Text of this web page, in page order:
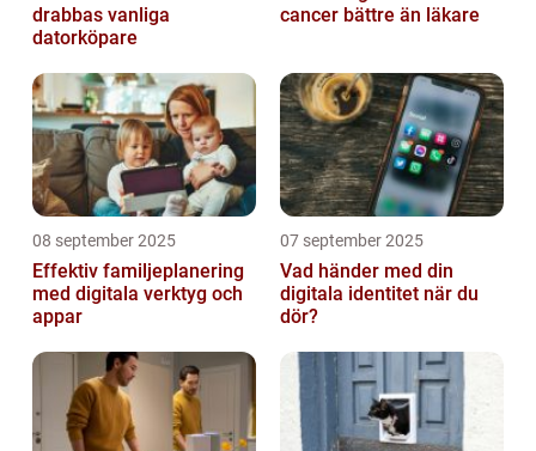
drabbas vanliga
datorköpare
cancer bättre än läkare
08 september 2025
Effektiv familjeplanering
med digitala verktyg och
appar
07 september 2025
Vad händer med din
digitala identitet när du
dör?